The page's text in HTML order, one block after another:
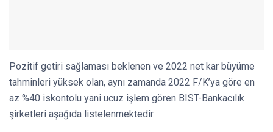
Pozitif getiri sağlaması beklenen ve 2022 net kar büyüme
tahminleri yüksek olan, aynı zamanda 2022 F/K’ya göre en
az %40 iskontolu yani ucuz işlem gören BIST-Bankacılık
şirketleri aşağıda listelenmektedir.